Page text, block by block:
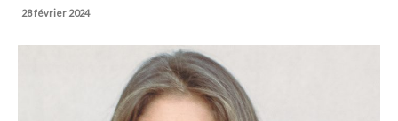
28 février 2024